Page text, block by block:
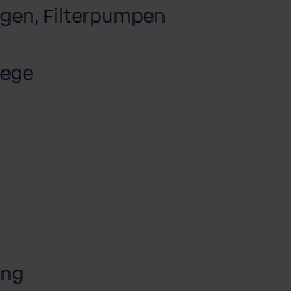
Filterpumpen